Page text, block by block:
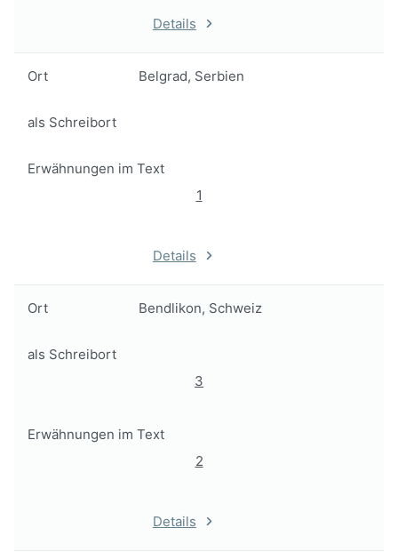
Details
Ort Belgrad, Serbien
als Schreibort
Erwähnungen im Text
1
Details
Ort Bendlikon, Schweiz
als Schreibort
3
Erwähnungen im Text
2
Details